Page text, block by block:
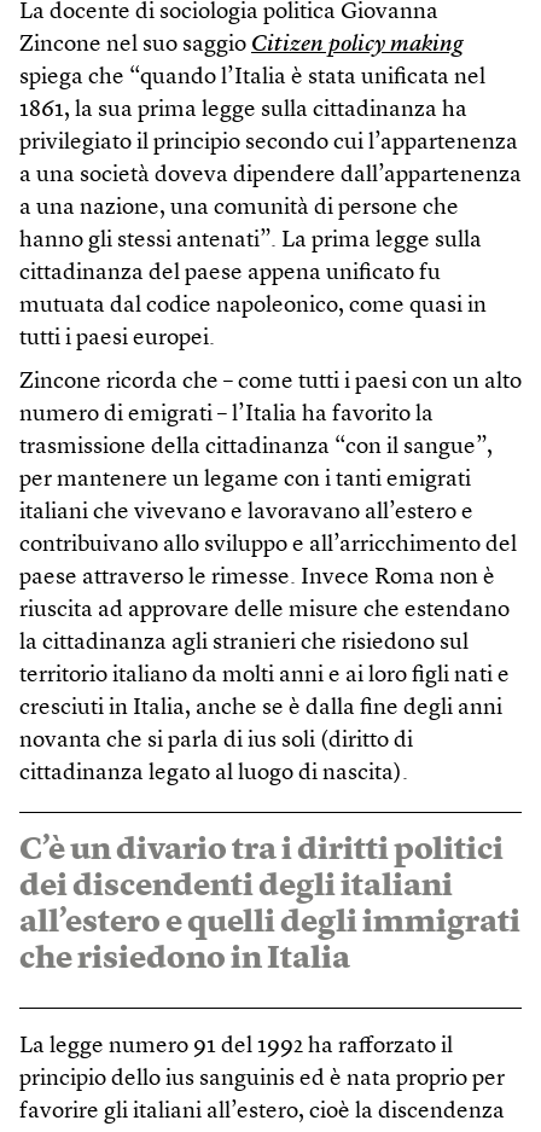
La docente di sociologia politica Giovanna
Zincone nel suo saggio Citizen policy making
spiega che “quando l’Italia è stata unificata nel
1861, la sua prima legge sulla cittadinanza ha
privilegiato il principio secondo cui l’appartenenza
a una società doveva dipendere dall’appartenenza
a una nazione, una comunità di persone che
hanno gli stessi antenati”. La prima legge sulla
cittadinanza del paese appena unificato fu
mutuata dal codice napoleonico, come quasi in
tutti i paesi europei.
Zincone ricorda che – come tutti i paesi con un alto
numero di emigrati – l’Italia ha favorito la
trasmissione della cittadinanza “con il sangue”,
per mantenere un legame con i tanti emigrati
italiani che vivevano e lavoravano all’estero e
contribuivano allo sviluppo e all’arricchimento del
paese attraverso le rimesse. Invece Roma non è
riuscita ad approvare delle misure che estendano
la cittadinanza agli stranieri che risiedono sul
territorio italiano da molti anni e ai loro figli nati e
cresciuti in Italia, anche se è dalla fine degli anni
novanta che si parla di ius soli (diritto di
cittadinanza legato al luogo di nascita).
C’è un divario tra i diritti politici
dei discendenti degli italiani
all’estero e quelli degli immigrati
che risiedono in Italia
La legge numero 91 del 1992 ha rafforzato il
principio dello ius sanguinis ed è nata proprio per
favorire gli italiani all’estero, cioè la discendenza